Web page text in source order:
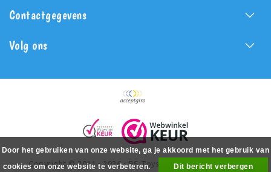
Contactgegevens
Volg ons
Copyright © 2011 - 2026 - PS Toys - All rights reserved -
Door het gebruiken van onze website, ga je akkoord met het gebruik van
cookies om onze website te verbeteren.
Dit bericht verbergen